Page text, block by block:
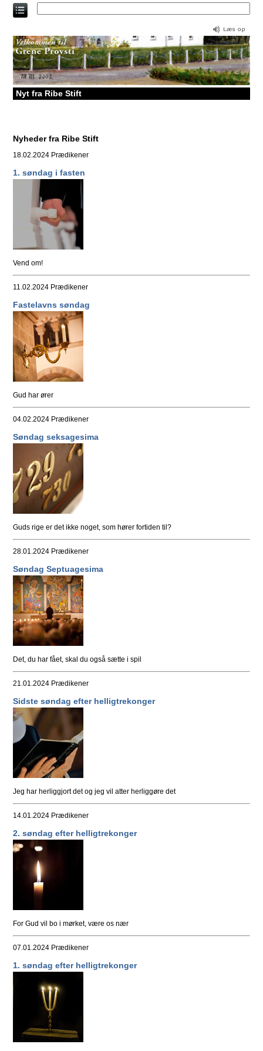
Direkte
til
Nyt fra Ribe Stift
Nyheder fra Ribe Stift
18.02.2024 Prædikener
1. søndag i fasten
Vend om!
11.02.2024 Prædikener
Fastelavns søndag
Gud har ører
04.02.2024 Prædikener
Søndag seksagesima
Guds rige er det ikke noget, som hører fortiden til?
28.01.2024 Prædikener
Søndag Septuagesima
Det, du har fået, skal du også sætte i spil
21.01.2024 Prædikener
Sidste søndag efter helligtrekonger
Jeg har herliggjort det og jeg vil atter herliggøre det
14.01.2024 Prædikener
2. søndag efter helligtrekonger
For Gud vil bo i mørket, være os nær
07.01.2024 Prædikener
1. søndag efter helligtrekonger